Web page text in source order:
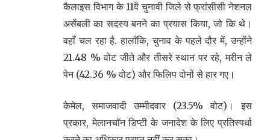
कैलाइस विभाग के 11वें चुनावी जिले से फ्रांसीसी नेशनल
असेंबली का सदस्य बनने का प्रयास किया, जो कि थे।
वहाँ चल रहा है. हालाँकि, चुनाव के पहले दौर में, उन्होंने
21.48 % वोट जीते और तीसरे स्थान पर रहे, मरीन ले
पेन (42.36 % वोट) और फिलिप दोनों से हार गए।
केमेल, समाजवादी उम्मीदवार (23.5% वोट)। इस
प्रकार, मेलानचॉन डिप्टी के जनादेश के लिए प्रतिस्पर्धा